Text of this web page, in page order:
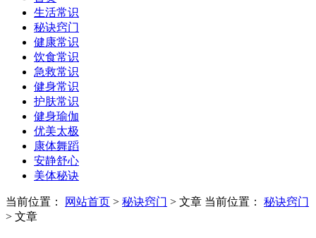
生活常识
秘诀窍门
健康常识
饮食常识
急救常识
健身常识
护肤常识
健身瑜伽
优美太极
康体舞蹈
安静舒心
美体秘诀
当前位置： 网站首页 > 秘诀窍门 > 文章 当前位置： 秘诀窍门
> 文章